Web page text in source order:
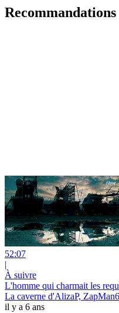
Recommandations
52:07
|
À suivre
L'homme qui charmait les
La caverne d'AlizaP,
il y a 6 ans